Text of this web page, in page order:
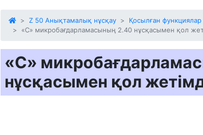
Z 50 Анықтамалық нұсқау
Қосылған функциялар
«C» микробағдарламасының 2.40 нұсқасымен қол
«C»
нұсқасымен қол